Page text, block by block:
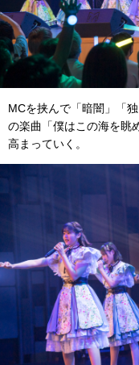
MCを挟んで「暗闇」「
の楽曲「僕はこの海を眺
高まっていく。